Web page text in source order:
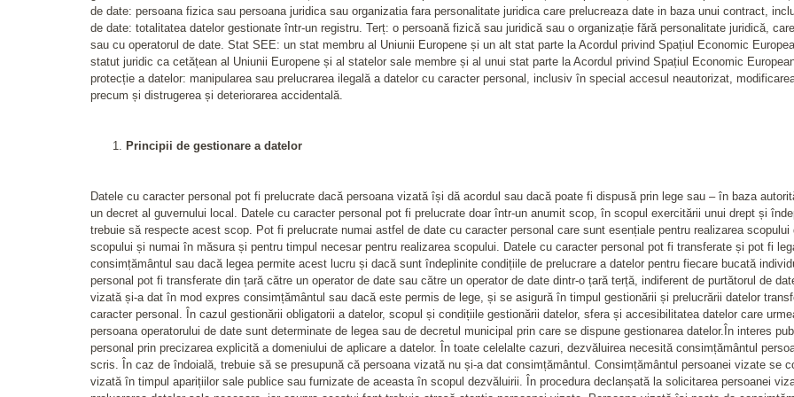
de date: persoana fizica sau persoana juridica sau organizatia fara personalitate juridica care prelucreaza date in baza unui contract,
de date: totalitatea datelor gestionate într-un registru. Terț: o persoană fizică sau juridică sau o organizație fără personalitate juridică,
sau cu operatorul de date. Stat SEE: un stat membru al Uniunii Europene și un alt stat parte la Acordul privind Spațiul Economic
statut juridic ca cetățean al Uniunii Europene și al statelor sale membre și al unui stat parte la Acordul privind Spațiul Economic
protecție a datelor: manipularea sau prelucrarea ilegală a datelor cu caracter personal, inclusiv în special accesul neautorizat,
precum și distrugerea și deteriorarea accidentală.
Principii de gestionare a datelor
Datele cu caracter personal pot fi prelucrate dacă persoana vizată își dă acordul sau dacă poate fi dispusă prin lege sau – în baza
un decret al guvernului local. Datele cu caracter personal pot fi prelucrate doar într-un anumit scop, în scopul exercitării unui drept și
trebuie să respecte acest scop. Pot fi prelucrate numai astfel de date cu caracter personal care sunt esențiale pentru realizarea
scopului și numai în măsura și pentru timpul necesar pentru realizarea scopului. Datele cu caracter personal pot fi transferate și pot fi
consimțământul sau dacă legea permite acest lucru și dacă sunt îndeplinite condițiile de prelucrare a datelor pentru fiecare bucată
personal pot fi transferate din țară către un operator de date sau către un operator de date dintr-o țară terță, indiferent de purtătorul de
vizată și-a dat în mod expres consimțământul sau dacă este permis de lege, și se asigură în timpul gestionării și prelucrării datelor
caracter personal. În cazul gestionării obligatorii a datelor, scopul și condițiile gestionării datelor, sfera și accesibilitatea datelor care
persoana operatorului de date sunt determinate de legea sau de decretul municipal prin care se dispune gestionarea datelor.În interes
personal prin precizarea explicită a domeniului de aplicare a datelor. În toate celelalte cazuri, dezvăluirea necesită consimțământul
scris. În caz de îndoială, trebuie să se presupună că persoana vizată nu și-a dat consimțământul. Consimțământul persoanei vizate se
vizată în timpul aparițiilor sale publice sau furnizate de aceasta în scopul dezvăluirii. În procedura declanșată la solicitarea persoanei